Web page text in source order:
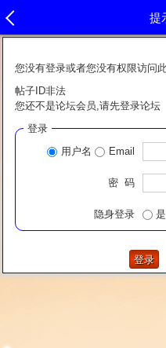
提
您没有登录或者您没有权限访问
帖子ID非法
您还不是论坛会员,请先登录论坛
登录
用户名
Email
密 码
隐身登录 是